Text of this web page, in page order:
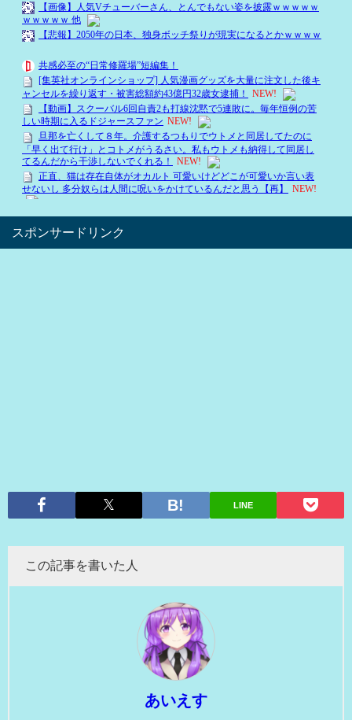
スポンサードリンク
LINE
この記事を書いた人
あいえす